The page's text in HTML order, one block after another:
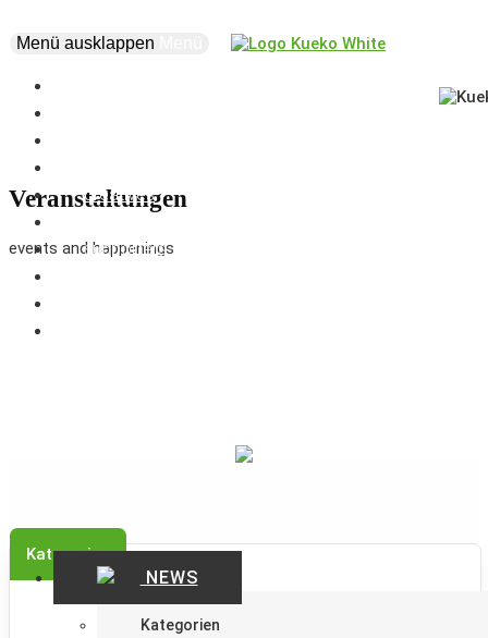
Menü ausklappen
creatives
supporters
Veranstaltungen
events and happenings
Kategorien
NEWS
Kategorien